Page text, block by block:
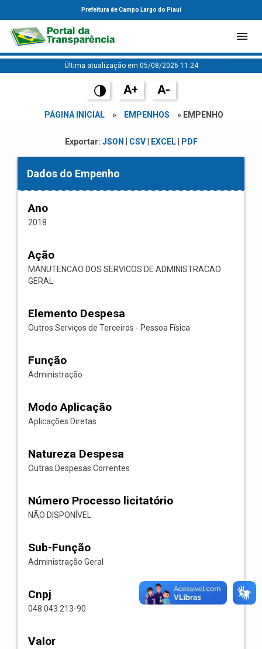
Prefeitura de Campo Largo do Piauí
Última atualização em 05/08/2026 11:24
A+ A-
PÁGINA INICIAL » EMPENHOS » EMPENHO
Exportar: JSON CSV| EXCEL| PDF
Dados do Empenho
Ano
2018
Ação
MANUTENCAO DOS SERVICOS DE ADMINISTRACAO
GERAL
Elemento Despesa
Outros Serviços de Terceiros - Pessoa Física
Função
Administração
Modo Aplicação
Aplicações Diretas
Natureza Despesa
Outras Despesas Correntes
Número Processo licitatório
NÃO DISPONÍVEL
Sub-Função
Administração Geral
Cnpj
048.043.213-90
Valor